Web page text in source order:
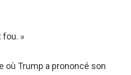
fou. »
où Trump a prononcé son